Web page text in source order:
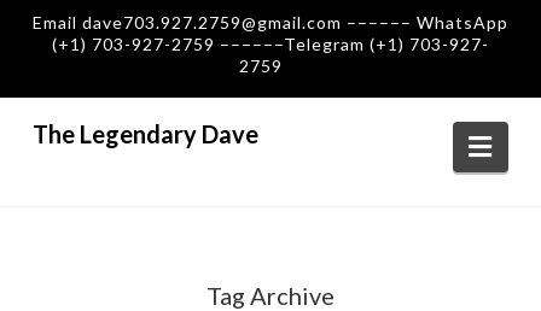
Email dave703.927.2759@gmail.com –––––– WhatsApp
(+1) 703-927-2759 ––––––Telegram (+1) 703-927-
2759
The Legendary Dave
Tag Archive